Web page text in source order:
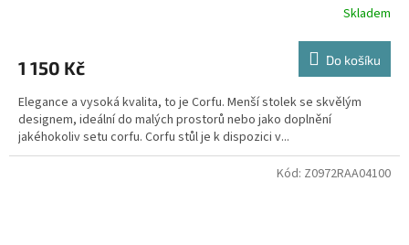
Skladem
1 150 Kč Do košíku
Elegance a vysoká kvalita, to je Corfu. Menší stolek se skvělým
designem, ideální do malých prostorů nebo jako doplnění
jakéhokoliv setu corfu. Corfu stůl je k dispozici v...
Kód: Z0972RAA04100